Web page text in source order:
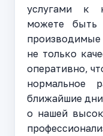
услугами к
можете
не только
оперативно,
нормальное
ближайшие
о нашей